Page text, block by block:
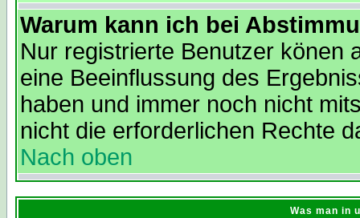
Warum kann ich bei
Nur registrierte Benutzer könen
eine Beeinflussung des
haben und immer noch nicht
nicht die erforderlichen Rechte
Nach oben
Was man in